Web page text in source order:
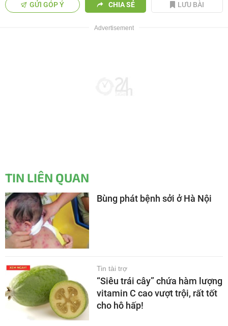
GỬI GÓP Ý CHIA SẺ LƯU BÀI
TIN LIÊN QUAN
Bùng phát bệnh sởi ở Hà Nội
Tin tài trợ
“Siêu trái cây” chứa hàm lượng
vitamin C cao vượt trội, rất tốt
cho hô hấp!